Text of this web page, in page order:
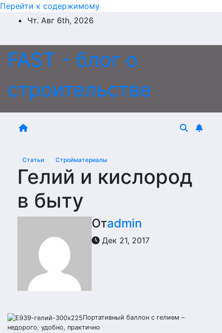
Перейти к содержимому
Чт. Авг 6th, 2026
FAST - блог о
строительстве
Статьи Стройматериалы
Гелий и кислород
в быту
Отadmin
Дек 21, 2017
Портативный баллон с гелием –
недорого, удобно, практично